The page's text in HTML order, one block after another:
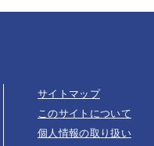
サイトマップ
このサイトについて
個人情報の取り扱い